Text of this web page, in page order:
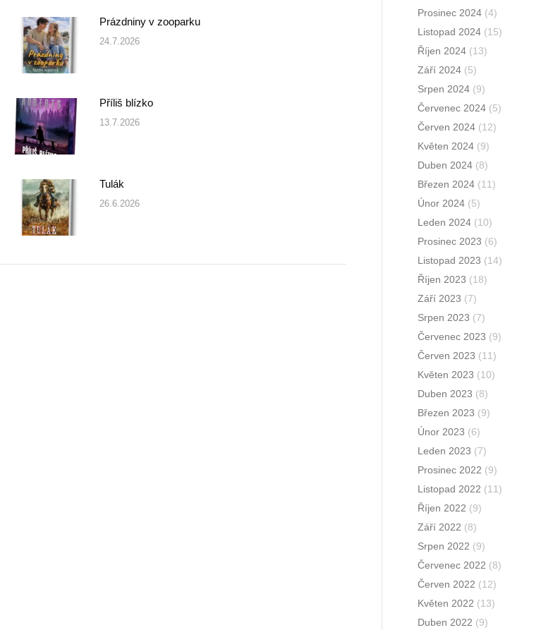
Prázdniny v zooparku
24.7.2026
Příliš blízko
13.7.2026
Tulák
26.6.2026
Prosinec 2024 (4)
Listopad 2024 (15)
Říjen 2024 (13)
Září 2024 (5)
Srpen 2024 (9)
Červenec 2024 (5)
Červen 2024 (12)
Květen 2024 (9)
Duben 2024 (8)
Březen 2024 (11)
Únor 2024 (5)
Leden 2024 (10)
Prosinec 2023 (6)
Listopad 2023 (14)
Říjen 2023 (18)
Září 2023 (7)
Srpen 2023 (7)
Červenec 2023 (9)
Červen 2023 (11)
Květen 2023 (10)
Duben 2023 (8)
Březen 2023 (9)
Únor 2023 (6)
Leden 2023 (7)
Prosinec 2022 (9)
Listopad 2022 (11)
Říjen 2022 (9)
Září 2022 (8)
Srpen 2022 (9)
Červenec 2022 (8)
Červen 2022 (12)
Květen 2022 (13)
Duben 2022 (9)